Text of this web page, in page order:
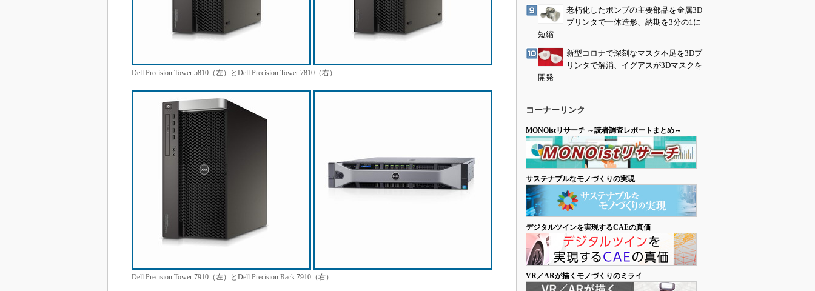
新型コロナへの対応
Dell Precision Tower 5810（左）とDell Precision Tower 7810（右）
Dell Precision Tower 7910（左）とDell Precision Rack 7910（右）
老朽化したポンプの主要部品を金属3D
プリンタで一体造形、納期を3分の1に
短縮
新型コロナで深刻なマスク不足を3Dプ
リンタで解消、イグアスが3Dマスクを
開発
コーナーリンク
MONOistリサーチ ～読者調査レポートまとめ～
サステナブルなモノづくりの実現
デジタルツインを実現するCAEの真価
VR／ARが描くモノづくりのミライ